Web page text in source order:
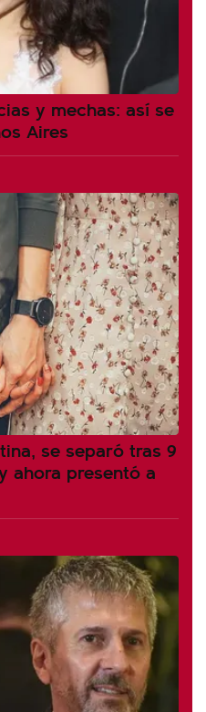
y mechas: así se
Aires
se separó tras 9
ahora presentó a